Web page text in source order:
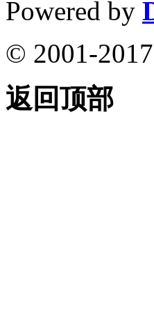
Powered by
© 2001-2017
返回顶部